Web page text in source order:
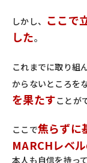
しかし、 ここで
した。
これまでに取り組
からないところを
を果たすことが
ここで焦らずに
MARCHレベ
本人も自信を持っ